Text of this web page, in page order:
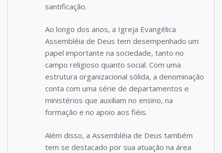
santificação.
Ao longo dos anos, a Igreja Evangélica
Assembléia de Deus tem desempenhado um
papel importante na sociedade, tanto no
campo religioso quanto social. Com uma
estrutura organizacional sólida, a denominação
conta com uma série de departamentos e
ministérios que auxiliam no ensino, na
formação e no apoio aos fiéis.
Além disso, a Assembléia de Deus também
tem se destacado por sua atuação na área